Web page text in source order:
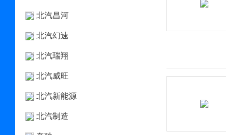
北汽昌河
北汽幻速
北汽瑞翔
北汽威旺
北汽新能源
北汽制造